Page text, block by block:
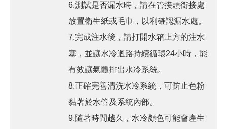
6.測試是否漏水時，請在管接頭銜接處
放置衛生紙或毛巾，以利確認漏水處。
7.完成注水後，請打開水箱上方的注水
塞，並讓水冷迴路持續循環24小時，能
有效讓氣體排出水冷系統。
8.正確完善清洗水冷系統，可防止色粉
黏著於水管及系統內部。
9.隨著時間越久，水冷顏色可能會產生